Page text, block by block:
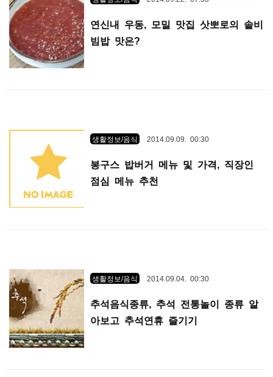
연신내 우동, 모밀 맛집 삿뽀로의 솥비
빔밥 맛은?
생활정보/음식 2014.09.09. 00:30
봉구스 밥버거 메뉴 및 가격, 직장인
점심 메뉴 추천
생활정보/음식 2014.09.04. 00:30
추석음식종류, 추석 전통놀이 종류 알
아보고 추석연휴 즐기기